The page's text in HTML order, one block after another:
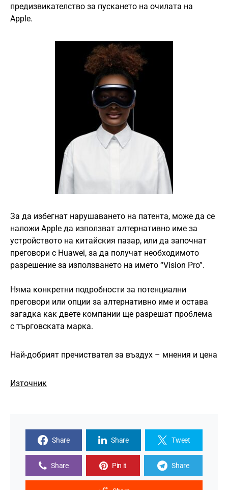
предизвикателство за пускането на очилата на
Apple.
За да избегнат нарушаването на патента, може да се
наложи Apple да използват алтернативно име за
устройството на китайския пазар, или да започнат
преговори с Huawei, за да получат необходимото
разрешение за използването на името “Vision Pro”.
Няма конкретни подробности за потенциални
преговори или опции за алтернативно име и остава
загадка как двете компании ще разрешат проблема
с търговската марка.
Най-добрият пречиствател за въздух – мнения и цена
Източник
Share Share Tweet
Share Pin it Share